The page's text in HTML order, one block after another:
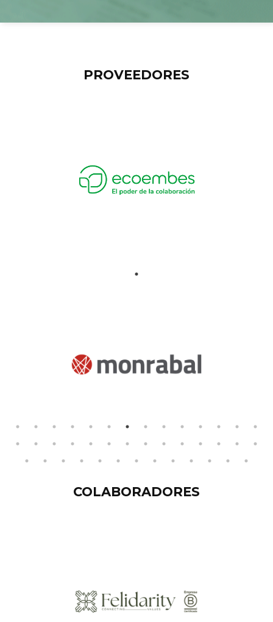
PROVEEDORES
COLABORADORES